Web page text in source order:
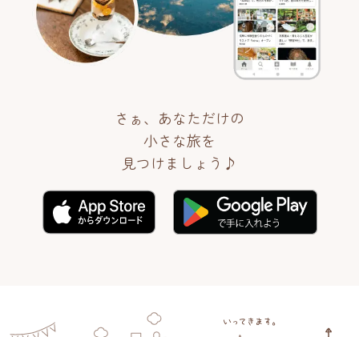
さぁ、あなただけの
小さな旅を
見つけましょう♪